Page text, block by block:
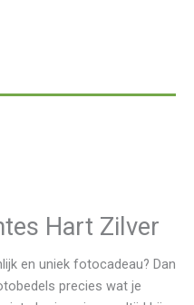
Hart Zilver
en uniek fotocadeau? Dan
precies wat je